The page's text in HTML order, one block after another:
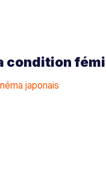
condition
japonais